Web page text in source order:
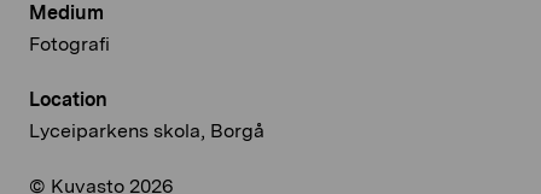
Medium
Fotografi
Location
Lyceiparkens skola, Borgå
© Kuvasto 2026